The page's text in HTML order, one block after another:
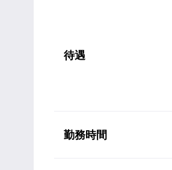
待遇
勤務時間